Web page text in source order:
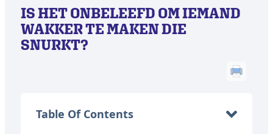
IS HET ONBELEEFD OM IEMAND
WAKKER TE MAKEN DIE
SNURKT?
Table Of Contents